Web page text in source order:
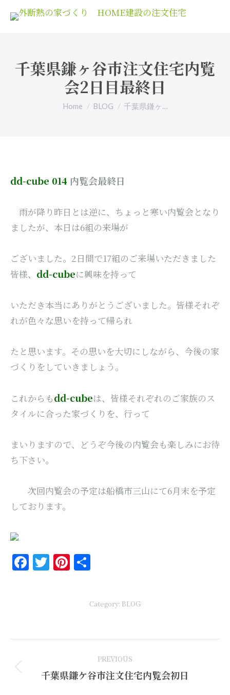
千葉県鎌ヶ谷市注文住宅内覧
会2日目最終日
You are here:
Home BLOG 千葉県鎌ヶ…
dd-cube 014 内覧会最終日
雨が降り昨日とは逆に、ちょっと寒い内覧会となり
ましたが、本日は6組の来場が
ございました。2日間で17組のご来場いただきました
皆様、 dd-cubeに興味を持って
いただき本当にありがとうございました。皆様それぞ
れが色々な思いを持って帰られ
たと思います。その思いを大切にしながら、今後の家
づくりをしていきましょう。
これからもdd-cubeは、皆様それぞれのご家族のス
タイルに合った家づくりを、行って
まいりますので、どうぞ今後の内覧会も楽しみにお待
ち下さい。
次回内覧会の予定は船橋市三山にて6月末を予定
しております。
Facebook
Twitter
Pinterest
Category: BLOG
PREVIOUS
Previous
千葉県鎌ケ谷市注文住宅内覧会初日